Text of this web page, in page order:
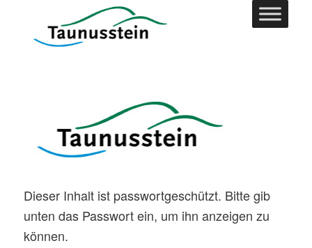
Dieser Inhalt ist passwortgeschützt. Bitte gib
unten das Passwort ein, um ihn anzeigen zu
können.